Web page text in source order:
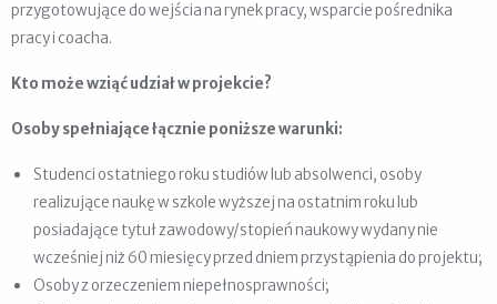
przygotowujące do wejścia na rynek pracy, wsparcie pośrednika
pracy i coacha.
Kto może wziąć udział w projekcie?
Osoby spełniające łącznie poniższe warunki:
Studenci ostatniego roku studiów lub absolwenci, osoby
realizujące naukę w szkole wyższej na ostatnim roku lub
posiadające tytuł zawodowy/stopień naukowy wydany nie
wcześniej niż 60 miesięcy przed dniem przystąpienia do projektu;
Osoby z orzeczeniem niepełnosprawności;